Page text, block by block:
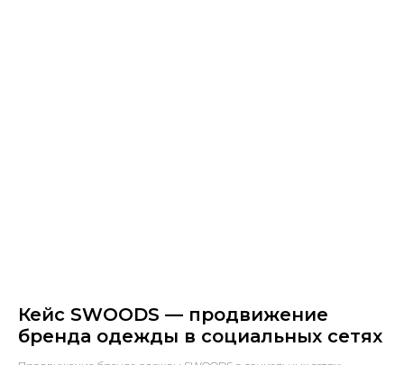
Кейс SWOODS — продвижение
бренда одежды в социальных сетях